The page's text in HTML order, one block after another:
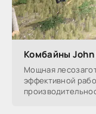
Комбайны John
Мощная
эффективной